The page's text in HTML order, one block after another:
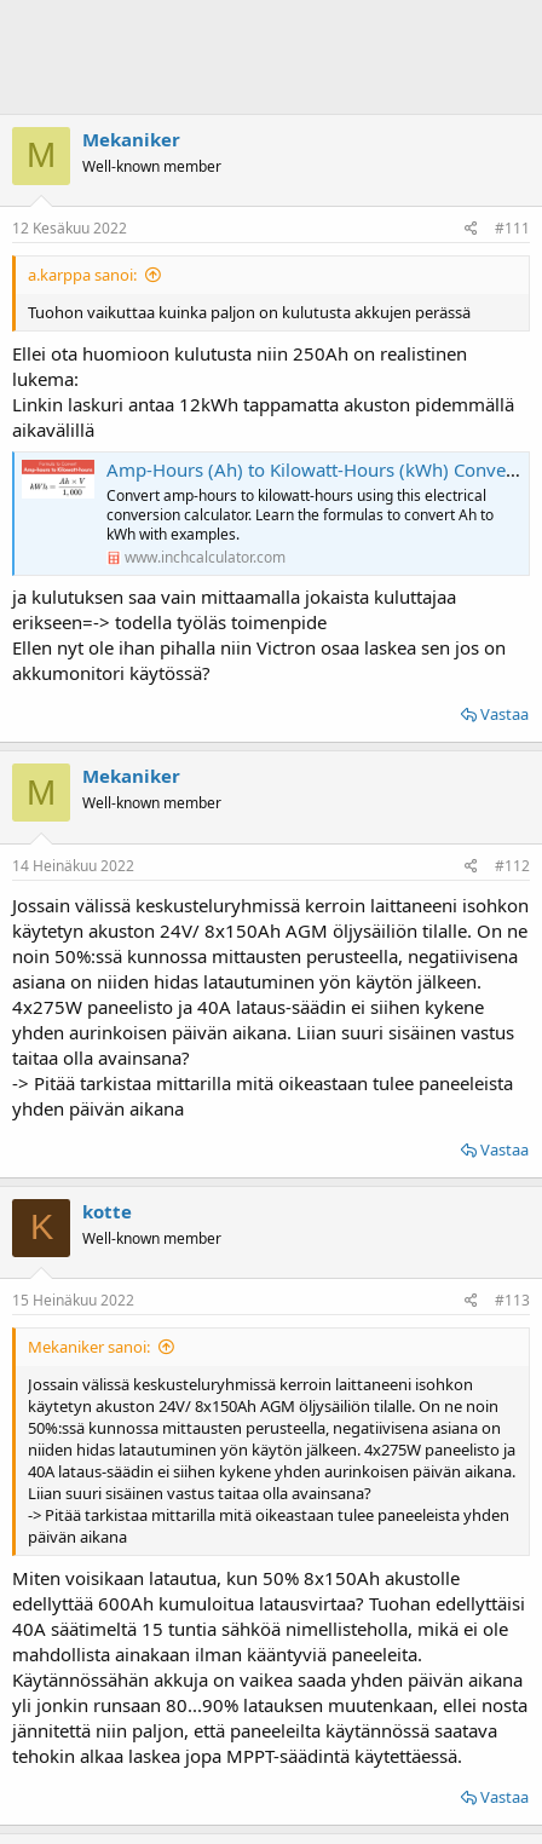
M Mekaniker
Well-known member
12 Kesäkuu 2022 #111
a.karppa sanoi:
Tuohon vaikuttaa kuinka paljon on kulutusta akkujen perässä
Ellei ota huomioon kulutusta niin 250Ah on realistinen
lukema:
Linkin laskuri antaa 12kWh tappamatta akuston pidemmällä
aikavälillä
Amp-Hours (Ah) to Kilowatt-Hours (kWh) Conversion Calculator
Convert amp-hours to kilowatt-hours using this electrical
conversion calculator. Learn the formulas to convert Ah to
kWh with examples.
www.inchcalculator.com
ja kulutuksen saa vain mittaamalla jokaista kuluttajaa
erikseen=-> todella työläs toimenpide
Ellen nyt ole ihan pihalla niin Victron osaa laskea sen jos on
akkumonitori käytössä?
Vastaa
M Mekaniker
Well-known member
14 Heinäkuu 2022 #112
Jossain välissä keskusteluryhmissä kerroin laittaneeni isohkon
käytetyn akuston 24V/ 8x150Ah AGM öljysäiliön tilalle. On ne
noin 50%:ssä kunnossa mittausten perusteella, negatiivisena
asiana on niiden hidas latautuminen yön käytön jälkeen.
4x275W paneelisto ja 40A lataus-säädin ei siihen kykene
yhden aurinkoisen päivän aikana. Liian suuri sisäinen vastus
taitaa olla avainsana?
-> Pitää tarkistaa mittarilla mitä oikeastaan tulee paneeleista
yhden päivän aikana
Vastaa
K kotte
Well-known member
15 Heinäkuu 2022 #113
Mekaniker sanoi:
Jossain välissä keskusteluryhmissä kerroin laittaneeni isohkon
käytetyn akuston 24V/ 8x150Ah AGM öljysäiliön tilalle. On ne noin
50%:ssä kunnossa mittausten perusteella, negatiivisena asiana on
niiden hidas latautuminen yön käytön jälkeen. 4x275W paneelisto ja
40A lataus-säädin ei siihen kykene yhden aurinkoisen päivän aikana.
Liian suuri sisäinen vastus taitaa olla avainsana?
-> Pitää tarkistaa mittarilla mitä oikeastaan tulee paneeleista yhden
päivän aikana
Miten voisikaan latautua, kun 50% 8x150Ah akustolle
edellyttää 600Ah kumuloitua latausvirtaa? Tuohan edellyttäisi
40A säätimeltä 15 tuntia sähköä nimellisteholla, mikä ei ole
mahdollista ainakaan ilman kääntyviä paneeleita.
Käytännössähän akkuja on vaikea saada yhden päivän aikana
yli jonkin runsaan 80...90% latauksen muutenkaan, ellei nosta
jännitettä niin paljon, että paneeleilta käytännössä saatava
tehokin alkaa laskea jopa MPPT-säädintä käytettäessä.
Vastaa